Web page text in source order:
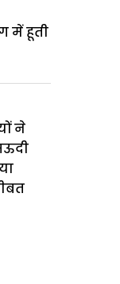
में हूती
ने